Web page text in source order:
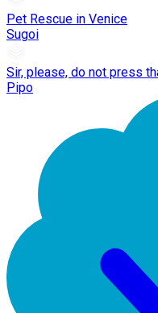
Pet Rescue in Venice
Sugoi
Sir, please, do not press
Pipo